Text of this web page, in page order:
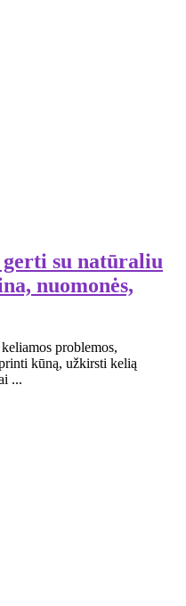
su natūraliu
nuomonės,
problemos,
kūną, užkirsti kelią
...